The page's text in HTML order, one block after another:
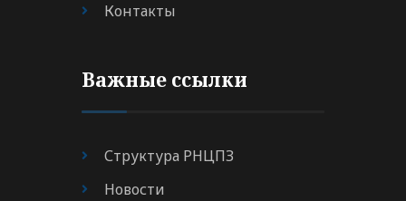
Контакты
Важные ссылки
Структура РНЦПЗ
Новости